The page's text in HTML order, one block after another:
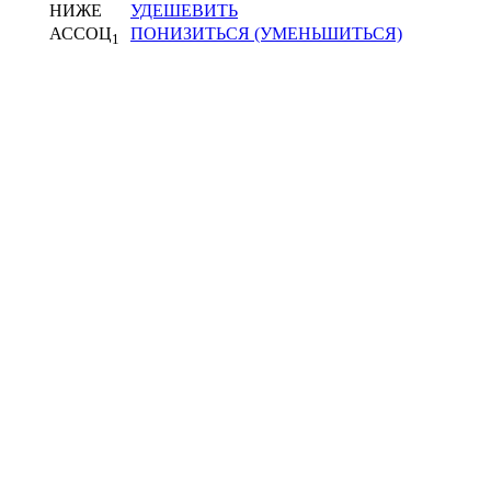
НИЖЕ
УДЕШЕВИТЬ
АССОЦ1 ПОНИЗИТЬСЯ (УМЕНЬШИТЬСЯ)